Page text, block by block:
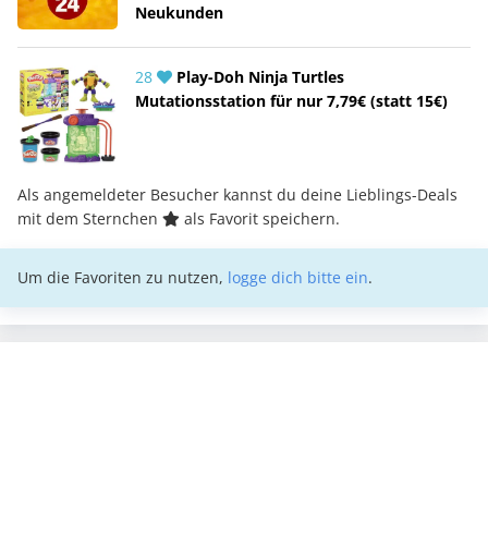
Neukunden
28
Play-Doh Ninja Turtles
Mutationsstation für nur 7,79€ (statt 15€)
Als angemeldeter Besucher kannst du deine Lieblings-Deals
mit dem Sternchen
als Favorit speichern.
Um die Favoriten zu nutzen, logge dich bitte ein.